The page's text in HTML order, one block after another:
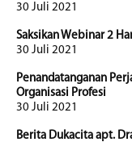
30 Juli 2021
Saksikan Webinar 2
30 Juli 2021
Penandatanganan
Organisasi Profesi
30 Juli 2021
Berita Dukacita apt.